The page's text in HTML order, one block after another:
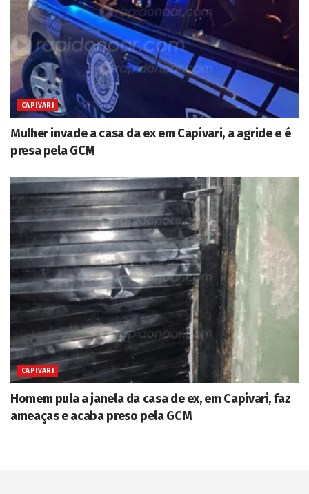
CAPIVARI
Mulher invade a casa da ex em Capivari, a agride e é
presa pela GCM
CAPIVARI
Homem pula a janela da casa de ex, em Capivari, faz
ameaças e acaba preso pela GCM